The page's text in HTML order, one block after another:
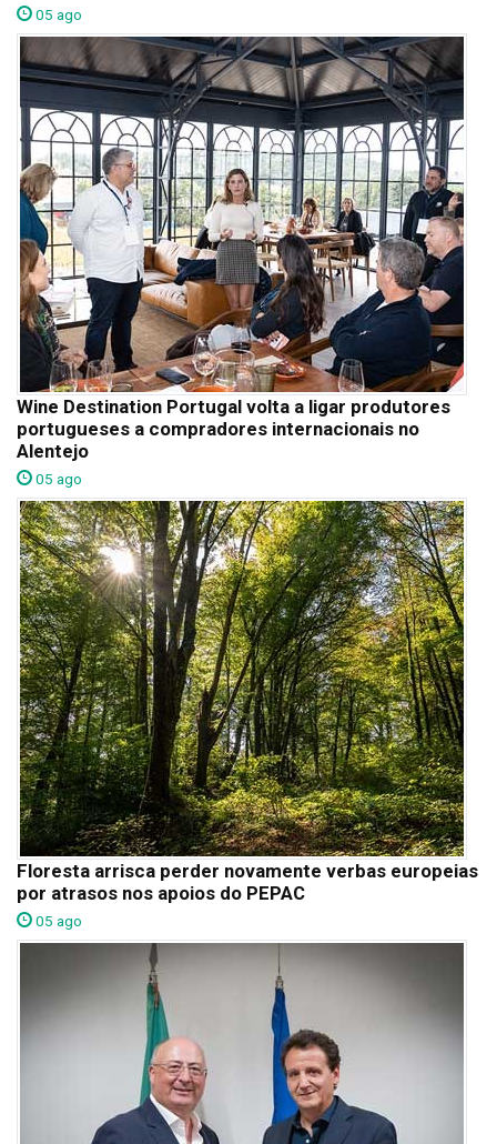
05 ago
Wine Destination Portugal volta a ligar produtores
portugueses a compradores internacionais no
Alentejo
05 ago
Floresta arrisca perder novamente verbas europeias
por atrasos nos apoios do PEPAC
05 ago